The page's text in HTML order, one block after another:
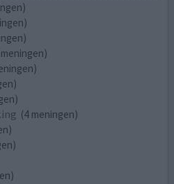
(4 meningen)